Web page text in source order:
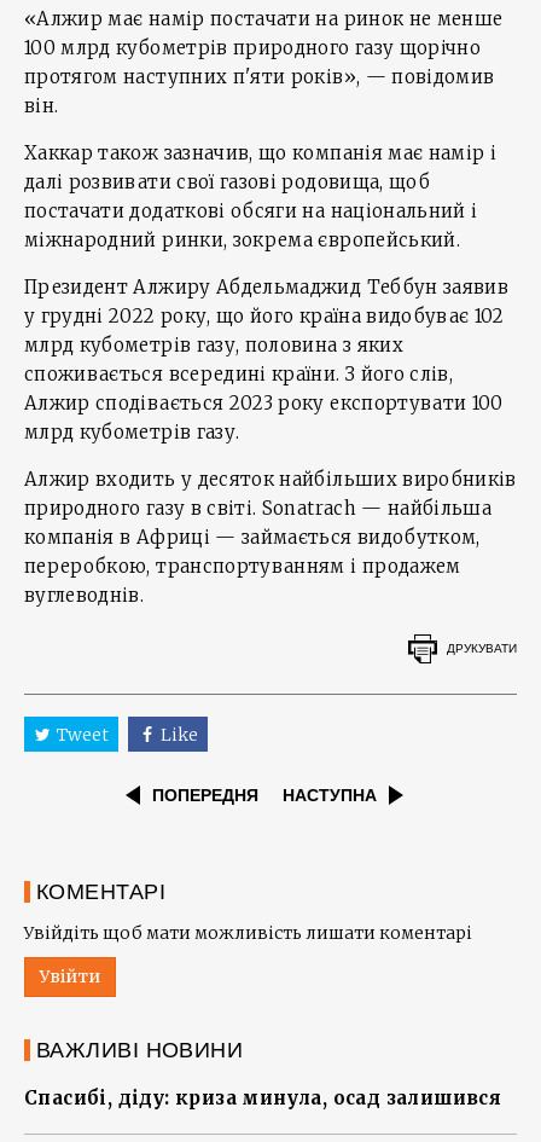
«Алжир має намір постачати на ринок не менше
100 млрд кубометрів природного газу щорічно
протягом наступних п'яти років», — повідомив
він.
Хаккар також зазначив, що компанія має намір і
далі розвивати свої газові родовища, щоб
постачати додаткові обсяги на національний і
міжнародний ринки, зокрема європейський.
Президент Алжиру Абдельмаджид Теббун заявив
у грудні 2022 року, що його країна видобуває 102
млрд кубометрів газу, половина з яких
споживається всередині країни. З його слів,
Алжир сподівається 2023 року експортувати 100
млрд кубометрів газу.
Алжир входить у десяток найбільших виробників
природного газу в світі. Sonatrach — найбільша
компанія в Африці — займається видобутком,
переробкою, транспортуванням і продажем
вуглеводнів.
ДРУКУВАТИ
Tweet Like
ПОПЕРЕДНЯ НАСТУПНА
КОМЕНТАРІ
Увійдіть щоб мати можливість лишати коментарі
Увійти
ВАЖЛИВІ НОВИНИ
Спасибі, діду: криза минула, осад залишився